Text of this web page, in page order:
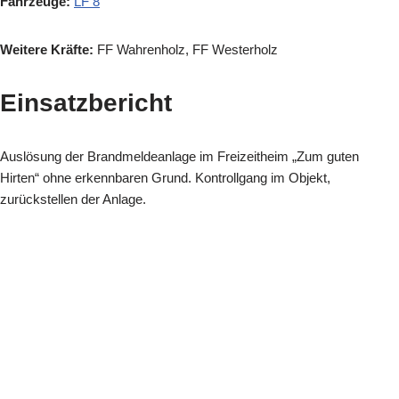
Weitere Kräfte: FF Wahrenholz, FF Westerholz
Einsatzbericht
Auslösung der Brandmeldeanlage im Freizeitheim „Zum guten
Hirten“ ohne erkennbaren Grund. Kontrollgang im Objekt,
zurückstellen der Anlage.